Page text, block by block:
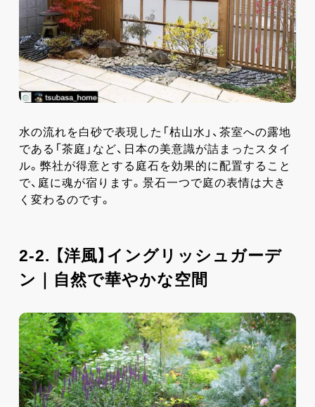
水の流れを白砂で表現した「枯山水」、茶室への露地
である「茶庭」など、日本の美意識が詰まったスタイ
ル。弊社が得意とする庭石を効果的に配置すること
で、庭に魂が宿ります。景石一つで庭の表情は大き
く変わるのです。
2-2. 【洋風】イングリッシュガーデ
ン｜自然で華やかな空間